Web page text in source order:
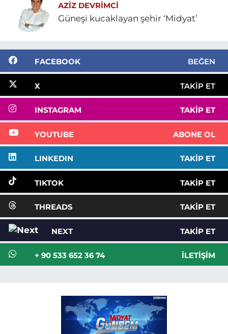
AZIZ DEVRIMCI
Güneşi kucaklayan şehir ‘Midyat’
FACEBOOK BEĞEN
X TAKIP ET
INSTAGRAM TAKIP ET
YOUTUBE ABONE OL
LINKEDIN TAKIP ET
TIKTOK TAKIP ET
THREADS TAKIP ET
NEXT TAKIP ET
+ 90 533 652 36 74 İLETIŞIM